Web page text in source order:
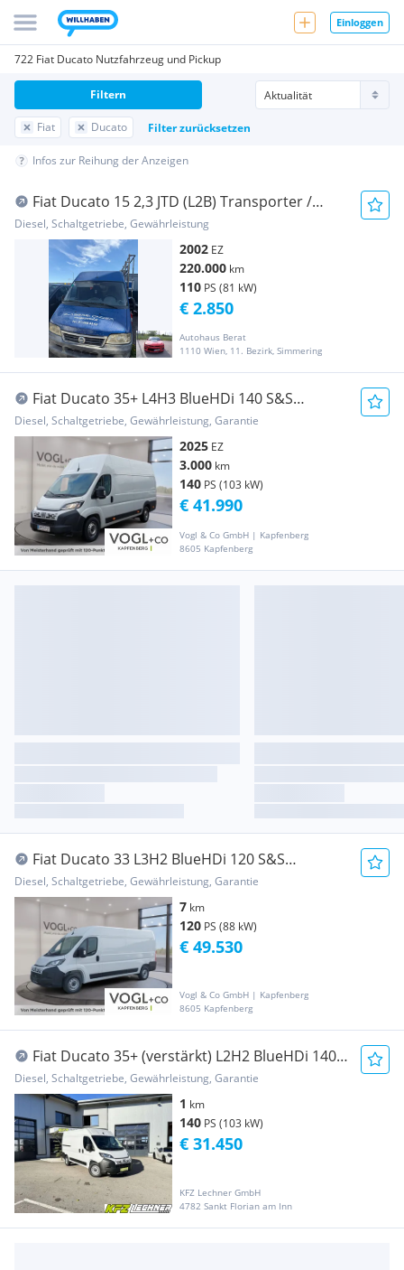
Einloggen
722 Fiat Ducato Nutzfahrzeug und Pickup
Fiat Ducato Filter zurücksetzen
Filtern
Infos zur Reihung der Anzeigen
Fiat Ducato 15 2,3 JTD (L2B) Transporter /
Kastenwagen
Diesel, Schaltgetriebe, Gewährleistung
2002 EZ
220.000 km
110 PS (81 kW)
Autohaus Berat
1110 Wien, 11. Bezirk, Simmering
€ 2.850
Fiat Ducato 35+ L4H3 BlueHDi 140 S&S
Transporter / Kastenwagen
Diesel, Schaltgetriebe, Gewährleistung, Garantie
2025 EZ
3.000 km
140 PS (103 kW)
Vogl & Co GmbH | Kapfenberg
8605 Kapfenberg
€ 41.990
Fiat Ducato 33 L3H2 BlueHDi 120 S&S
Transporter / Kastenwagen
Diesel, Schaltgetriebe, Gewährleistung, Garantie
7 km
120 PS (88 kW)
Vogl & Co GmbH | Kapfenberg
8605 Kapfenberg
€ 49.530
Fiat Ducato 35+ (verstärkt) L2H2 BlueHDi 140
KLIMA*RKAM Transporter / Kastenwagen
Diesel, Schaltgetriebe, Gewährleistung, Garantie
1 km
140 PS (103 kW)
KFZ Lechner GmbH
4782 Sankt Florian am Inn
€ 31.450